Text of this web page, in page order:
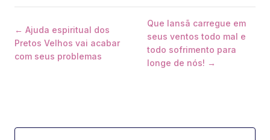
← Ajuda espiritual dos
Pretos Velhos vai acabar
com seus problemas
Que Iansã carregue em
seus ventos todo mal e
todo sofrimento para
longe de nós! →